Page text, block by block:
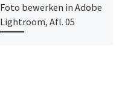
Foto bewerken in Adobe
Lightroom, Afl. 05